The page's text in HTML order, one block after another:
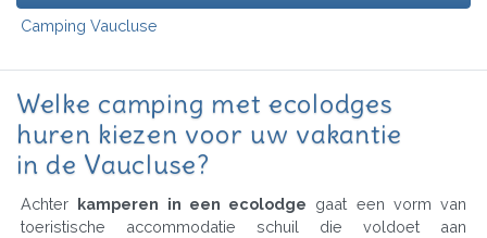
Camping Vaucluse
Welke camping met ecolodges
huren kiezen voor uw vakantie
in de Vaucluse?
Achter kamperen in een ecolodge gaat een vorm van
toeristische accommodatie schuil die voldoet aan